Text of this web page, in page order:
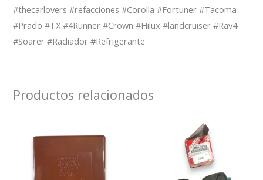
#thecarlovers #refacciones #Corolla #Fortuner #Tacoma
#Prado #TX #4Runner #Crown #Hilux #landcruiser #Rav4
#Soarer #Radiador #Refrigerante
Productos relacionados